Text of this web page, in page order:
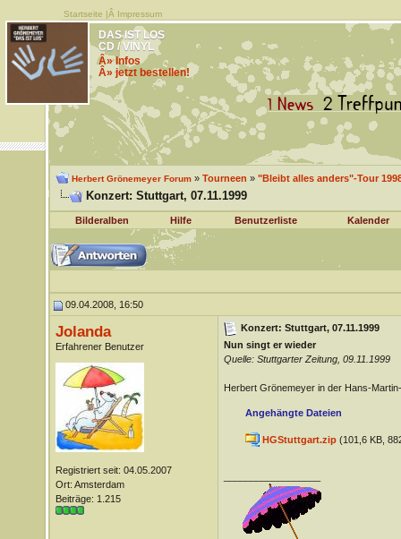
Startseite |Â Impressum
DAS IST LOS
CD / VINYL
Â» Infos
Â» jetzt bestellen!
Herbert Grönemeyer Forum» Tourneen » "Bleibt alles anders"-Tour
Konzert: Stuttgart, 07.11.1999
Bilderalben Hilfe Benutzerliste Kalender
09.04.2008, 16:50
Jolanda
Erfahrener Benutzer
Registriert seit: 04.05.2007
Ort: Amsterdam
Beiträge: 1.215
Konzert: Stuttgart, 07.11.1999
Nun singt er wieder
Quelle: Stuttgarter Zeitung, 09.11.1999
Herbert Grönemeyer in der Hans-
Angehängte Dateien
HGStuttgart.zip(101,6 KB,